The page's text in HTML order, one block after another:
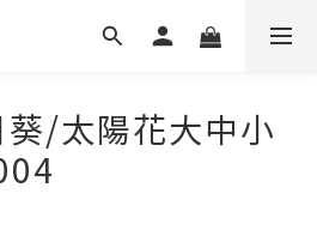
/太陽花大中小